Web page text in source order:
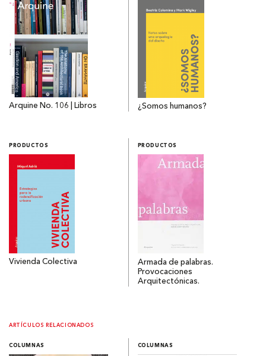
Arquine No. 106 | Libros ¿Somos humanos?
PRODUCTOS
Vivienda Colectiva
PRODUCTOS
Armada de palabras.
Provocaciones
Arquitectónicas.
ARTÍCULOS RELACIONADOS
COLUMNAS COLUMNAS